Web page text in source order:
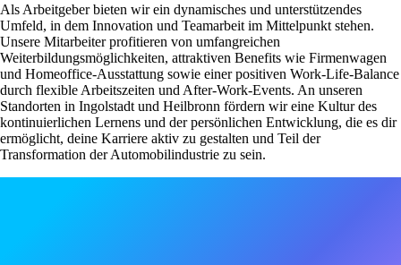
Als Arbeitgeber bieten wir ein dynamisches und unterstützendes
Umfeld, in dem Innovation und Teamarbeit im Mittelpunkt stehen.
Unsere Mitarbeiter profitieren von umfangreichen
Weiterbildungsmöglichkeiten, attraktiven Benefits wie Firmenwagen
und Homeoffice-Ausstattung sowie einer positiven Work-Life-Balance
durch flexible Arbeitszeiten und After-Work-Events. An unseren
Standorten in Ingolstadt und Heilbronn fördern wir eine Kultur des
kontinuierlichen Lernens und der persönlichen Entwicklung, die es dir
ermöglicht, deine Karriere aktiv zu gestalten und Teil der
Transformation der Automobilindustrie zu sein.